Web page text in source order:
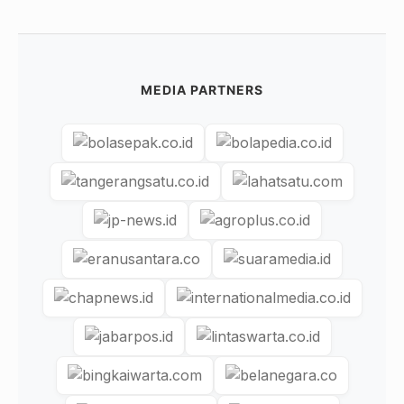
MEDIA PARTNERS